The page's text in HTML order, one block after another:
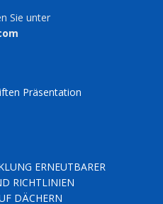
Sie unter
Präsentation
ERNEUTBARER
RICHTLINIEN
DÄCHERN